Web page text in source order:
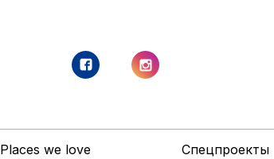
Places we love Спецпроекты